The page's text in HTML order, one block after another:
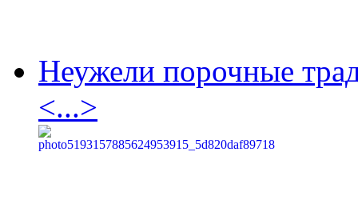
Неужели порочные
<...>